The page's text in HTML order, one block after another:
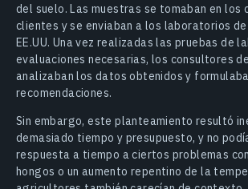
del suelo. Las muestras se tomaban en los
clientes y se enviaban a los laboratorios
EE.UU. Una vez realizadas las pruebas de
evaluaciones necesarias, los consultores
analizaban los datos obtenidos y
recomendaciones.
Sin embargo, este planteamiento resultó
demasiado tiempo y presupuesto, y no
respuesta a tiempo a ciertos problemas
hongos o un aumento repentino de la